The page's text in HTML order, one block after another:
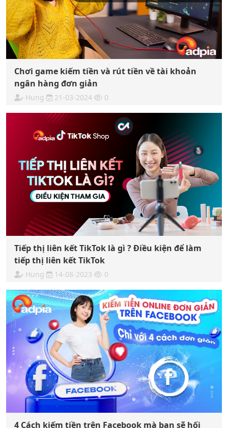
Chơi game kiếm tiền và rút tiền về tài khoản
ngân hàng đơn giản
Hung 21-03-2024 0
Tiếp thị liên kết TikTok là gì ? Điều kiện để làm
tiếp thị liên kết TikTok
Hung 14-08-2023 0
4 Cách kiếm tiền trên Facebook mà bạn sẽ hối